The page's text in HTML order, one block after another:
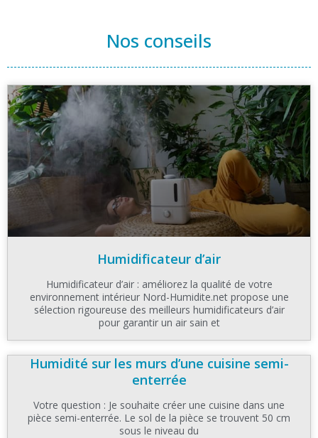
Nos conseils
Humidificateur d’air
Humidificateur d’air : améliorez la qualité de votre
environnement intérieur Nord-Humidite.net propose une
sélection rigoureuse des meilleurs humidificateurs d’air
pour garantir un air sain et
Humidité sur les murs d’une cuisine semi-
enterrée
Votre question : Je souhaite créer une cuisine dans une
pièce semi-enterrée. Le sol de la pièce se trouvent 50 cm
sous le niveau du